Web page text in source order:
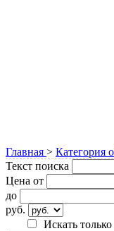
Главная > Категория
Текст поиска
Цена от
до
руб.
Искать